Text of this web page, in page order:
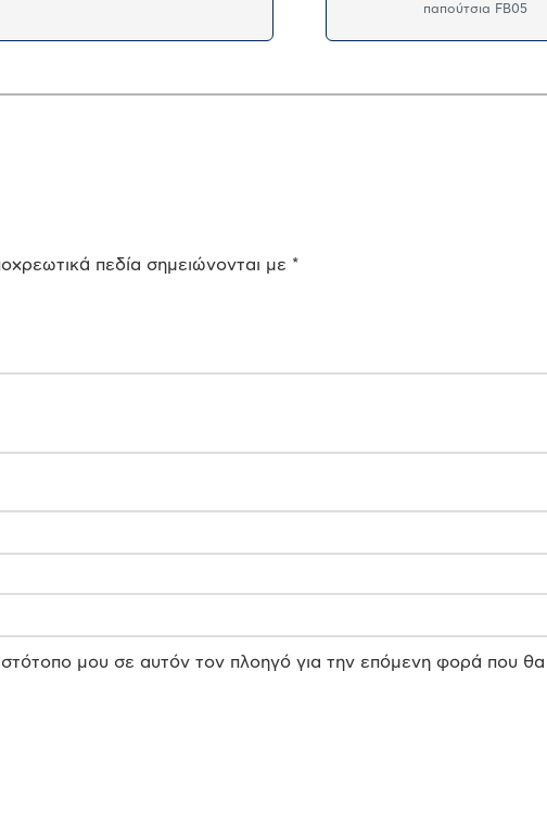
παπούτσια FB05
πεδία σημειώνονται με *
μου σε αυτόν τον πλοηγό για την επόμενη φορά που